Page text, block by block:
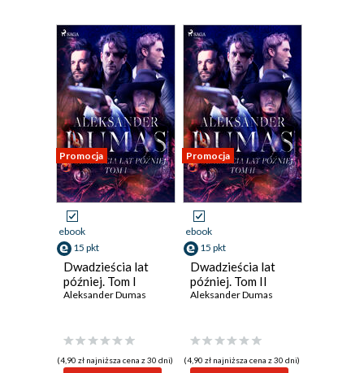
Promocja
ebook
15 pkt
Dwadzieścia lat
później. Tom I
Aleksander Dumas
(4,90 zł najniższa cena z 30 dni)
Promocja
ebook
15 pkt
Dwadzieścia lat
później. Tom II
Aleksander Dumas
(4,90 zł najniższa cena z 30 dni)